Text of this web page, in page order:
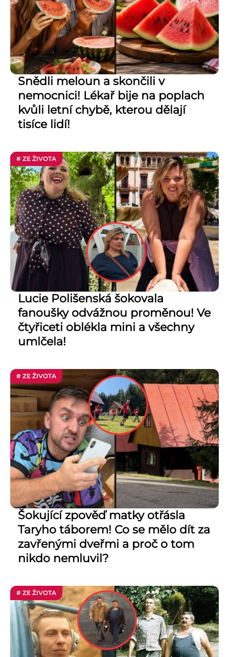
Snědli meloun a skončili v
nemocnici! Lékař bije na poplach
kvůli letní chybě, kterou dělají
tisíce lidí!
# ZE ŽIVOTA
Lucie Polišenská šokovala
fanoušky odvážnou proměnou! Ve
čtyřiceti oblékla mini a všechny
umlčela!
# ZE ŽIVOTA
Šokující zpověď matky otřásla
Taryho táborem! Co se mělo dít za
zavřenými dveřmi a proč o tom
nikdo nemluvil?
# ZE ŽIVOTA